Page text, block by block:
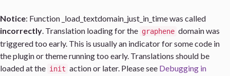
Notice: Function _load_textdomain_just_in_time was called
incorrectly. Translation loading for the graphene domain was
triggered too early. This is usually an indicator for some code in
the plugin or theme running too early. Translations should be
loaded at the init action or later. Please see Debugging in